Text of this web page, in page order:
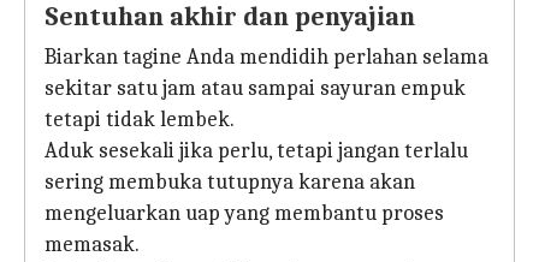
Sentuhan akhir dan penyajian
Biarkan tagine Anda mendidih perlahan selama
sekitar satu jam atau sampai sayuran empuk
tetapi tidak lembek.
Aduk sesekali jika perlu, tetapi jangan terlalu
sering membuka tutupnya karena akan
mengeluarkan uap yang membantu proses
memasak.